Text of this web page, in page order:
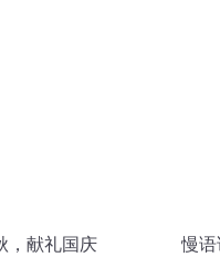
，献礼国庆 慢